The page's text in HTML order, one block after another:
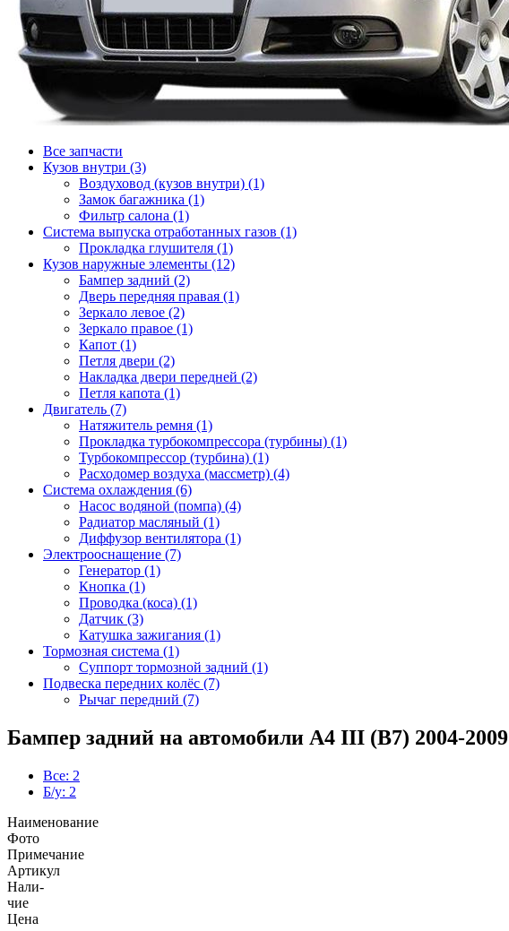
Все запчасти
Кузов внутри (3)
Воздуховод (кузов внутри) (1)
Замок багажника (1)
Фильтр салона (1)
Система выпуска отработанных газов (1)
Прокладка глушителя (1)
Кузов наружные элементы (12)
Бампер задний (2)
Дверь передняя правая (1)
Зеркало левое (2)
Зеркало правое (1)
Капот (1)
Петля двери (2)
Накладка двери передней (2)
Петля капота (1)
Двигатель (7)
Натяжитель ремня (1)
Прокладка турбокомпрессора (турбины) (1)
Турбокомпрессор (турбина) (1)
Расходомер воздуха (массметр) (4)
Система охлаждения (6)
Насос водяной (помпа) (4)
Радиатор масляный (1)
Диффузор вентилятора (1)
Электрооснащение (7)
Генератор (1)
Кнопка (1)
Проводка (коса) (1)
Датчик (3)
Катушка зажигания (1)
Тормозная система (1)
Суппорт тормозной задний (1)
Подвеска передних колёс (7)
Рычаг передний (7)
Бампер задний на автомобили A4 III (B7) 2004-2009
Все: 2
Б/у: 2
Наименование
Фото
Примечание
Артикул
Нали-
чие
Цена